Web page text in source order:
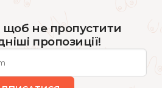
не пропустити
пропозиції!